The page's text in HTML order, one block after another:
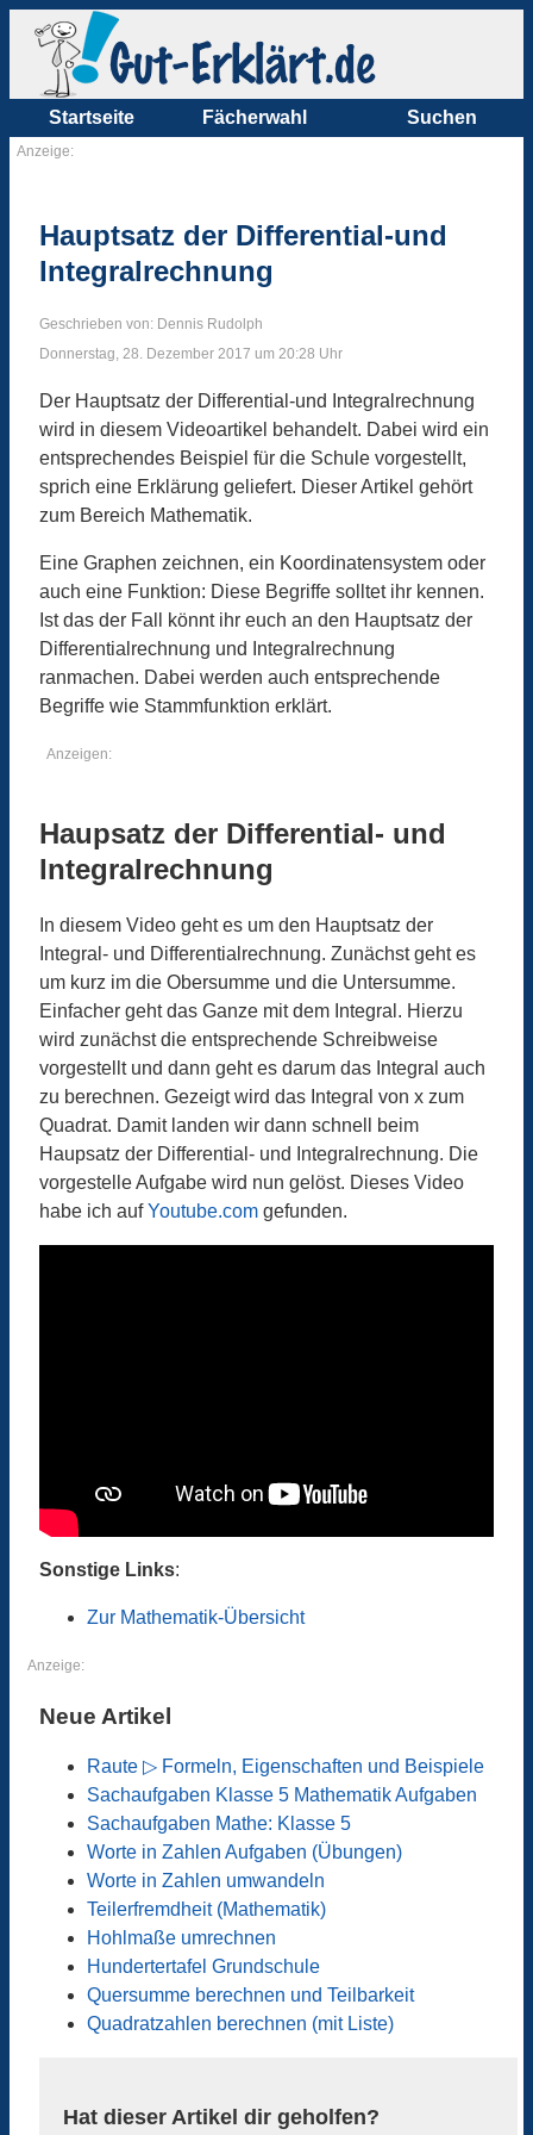
Startseite Fächerwahl Suchen
Anzeige:
Hauptsatz der Differential-und
Integralrechnung
Geschrieben von: Dennis Rudolph
Donnerstag, 28. Dezember 2017 um 20:28 Uhr
Der Hauptsatz der Differential-und Integralrechnung
wird in diesem Videoartikel behandelt. Dabei wird ein
entsprechendes Beispiel für die Schule vorgestellt,
sprich eine Erklärung geliefert. Dieser Artikel gehört
zum Bereich Mathematik.
Eine Graphen zeichnen, ein Koordinatensystem oder
auch eine Funktion: Diese Begriffe solltet ihr kennen.
Ist das der Fall könnt ihr euch an den Hauptsatz der
Differentialrechnung und Integralrechnung
ranmachen. Dabei werden auch entsprechende
Begriffe wie Stammfunktion erklärt.
Anzeigen:
Haupsatz der Differential- und
Integralrechnung
In diesem Video geht es um den Hauptsatz der
Integral- und Differentialrechnung. Zunächst geht es
um kurz im die Obersumme und die Untersumme.
Einfacher geht das Ganze mit dem Integral. Hierzu
wird zunächst die entsprechende Schreibweise
vorgestellt und dann geht es darum das Integral auch
zu berechnen. Gezeigt wird das Integral von x zum
Quadrat. Damit landen wir dann schnell beim
Haupsatz der Differential- und Integralrechnung. Die
vorgestelle Aufgabe wird nun gelöst. Dieses Video
habe ich aufYoutube.com gefunden.
Sonstige Links:
Zur Mathematik-Übersicht
Anzeige:
Neue Artikel
Raute ▷ Formeln, Eigenschaften und Beispiele
Sachaufgaben Klasse 5 Mathematik Aufgaben
Sachaufgaben Mathe: Klasse 5
Worte in Zahlen Aufgaben (Übungen)
Worte in Zahlen umwandeln
Teilerfremdheit (Mathematik)
Hohlmaße umrechnen
Hundertertafel Grundschule
Quersumme berechnen und Teilbarkeit
Quadratzahlen berechnen (mit Liste)
Hat dieser Artikel dir geholfen?